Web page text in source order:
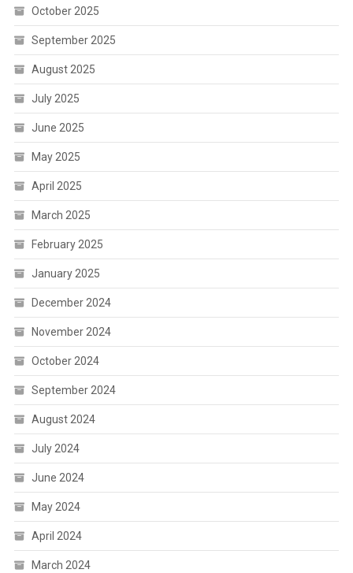
October 2025
September 2025
August 2025
July 2025
June 2025
May 2025
April 2025
March 2025
February 2025
January 2025
December 2024
November 2024
October 2024
September 2024
August 2024
July 2024
June 2024
May 2024
April 2024
March 2024